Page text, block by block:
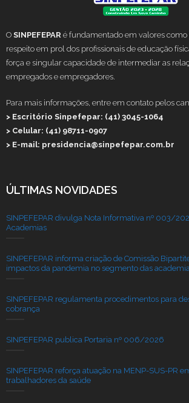
O SINPEFEPAR é fundamentado em valores como
respeito em prol dos profissionais de educação
força e singular capacidade de intermediar as
empregados e empregadores.
Para mais informações, entre em contato pelos
> Escritório Sinpefepar: (41) 3045-1064
> Celular: (41) 98711-0907
> E-mail: presidencia@sinpefepar.com.br
ÚLTIMAS NOVIDADES
SINPEFEPAR divulga Nota Informativa nº 003/
Academias
SINPEFEPAR informa criação de Comissão
impactos da pandemia no segmento das
SINPEFEPAR regulamenta procedimentos para
cobrança
SINPEFEPAR publica Portaria nº 006/2026
SINPEFEPAR reforça atuação na MENP-SUS-PR
trabalhadores da saúde